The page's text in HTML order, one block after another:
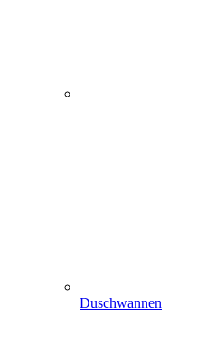
Duschwannen